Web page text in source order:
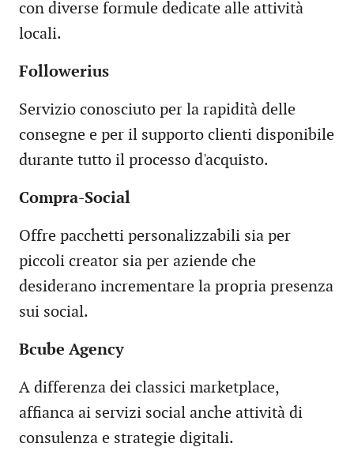
con diverse formule dedicate alle attività
locali.
Followerius
Servizio conosciuto per la rapidità delle
consegne e per il supporto clienti disponibile
durante tutto il processo d'acquisto.
Compra-Social
Offre pacchetti personalizzabili sia per
piccoli creator sia per aziende che
desiderano incrementare la propria presenza
sui social.
Bcube Agency
A differenza dei classici marketplace,
affianca ai servizi social anche attività di
consulenza e strategie digitali.